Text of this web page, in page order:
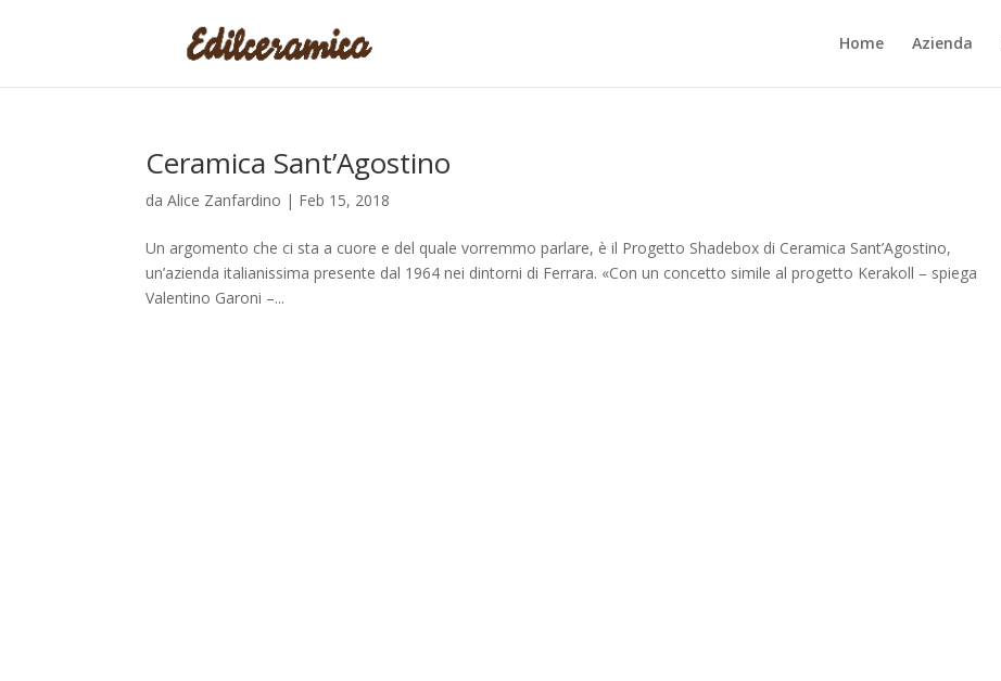
Home Azienda
Ceramica Sant’Agostino
daAlice Zanfardino | Feb 15, 2018
Un argomento che ci sta a cuore e del quale vorremmo parlare, è il Progetto Shadebox di Ceramica Sant’Agostino,
un’azienda italianissima presente dal 1964 nei dintorni di Ferrara. «Con un concetto simile al progetto Kerakoll – spiega
Valentino Garoni –...